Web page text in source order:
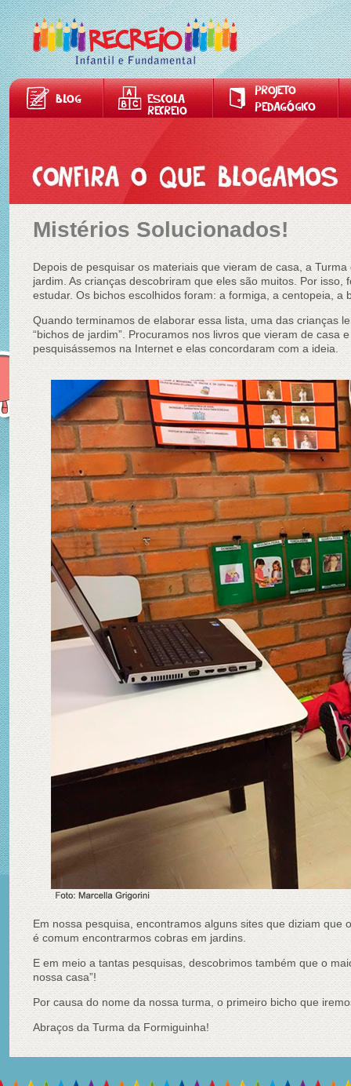
BLOG ESCOLA
RECREIO
PROJETO
PEDAGÓGICO
Mistérios Solucionados!
Depois de pesquisar os materiais que vieram de casa, a
jardim. As crianças descobriram que eles são muitos. Por
estudar. Os bichos escolhidos foram: a formiga, a centopeia,
Quando terminamos de elaborar essa lista, uma das crianças
“bichos de jardim”. Procuramos nos livros que vieram de
pesquisássemos na Internet e elas concordaram com a ideia.
Em nossa pesquisa, encontramos alguns sites que diziam
é comum encontrarmos cobras em jardins.
E em meio a tantas pesquisas, descobrimos também que o
nossa casa”!
Por causa do nome da nossa turma, o primeiro bicho que
Abraços da Turma da Formiguinha!